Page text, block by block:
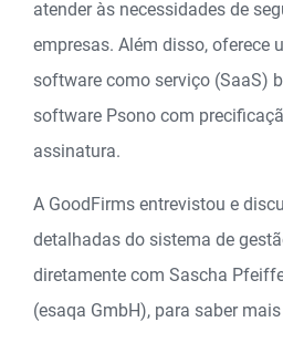
atender às necessidades de
empresas. Além disso, oferece
software como serviço (SaaS)
software Psono com
assinatura.
A GoodFirms entrevistou e
detalhadas do sistema de
diretamente com Sascha
(esaqa GmbH), para saber